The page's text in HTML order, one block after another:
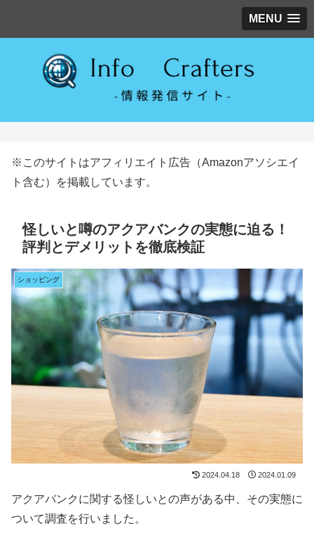
MENU
※このサイトはアフィリエイト広告（Amazonアソシエイ
ト含む）を掲載しています。
怪しいと噂のアクアバンクの実態に迫る！
評判とデメリットを徹底検証
ショッピング
2024.04.18 2024.01.09
アクアバンクに関する怪しいとの声がある中、その実態に
ついて調査を行いました。